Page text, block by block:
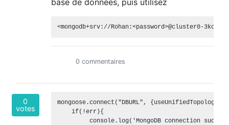
base de données, puis utilisez
0 commentaires
0
votes
mongoose.connect("DBURL",
    if(!err){
console.log('MongoDB connection